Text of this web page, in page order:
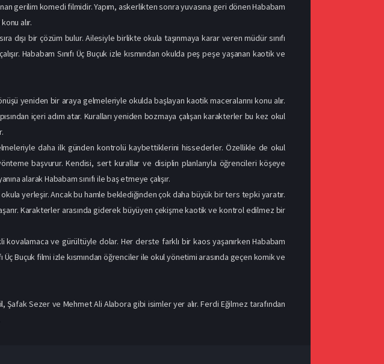
gerilim komedi filmidir. Yapım, askerlikten sonra yuvasına geri dönen Hababam
alır.
dışı bir çözüm bulur. Ailesiyle birlikte okula taşınmaya karar veren müdür sınıfı
Hababam Sınıfı Üç Buçuk izle kısmından okulda peş peşe yaşanan kaotik ve
yeniden bir araya gelmeleriyle okulda başlayan kaotik maceralarını konu alır.
içeri adım atar. Kuralları yeniden bozmaya çalışan karakterler bu kez okul
daha ilk günden kontrolü kaybettiklerini hissederler. Özellikle de okul
başvurur. Kendisi, sert kurallar ve disiplin planlarıyla öğrencileri köşeye
alarak Hababam sınıfı ile baş etmeye çalışır.
yerleşir. Ancak bu hamle beklediğinden çok daha büyük bir ters tepki yaratır.
Karakterler arasında giderek büyüyen çekişme kaotik ve kontrol edilmez bir
ve gürültüyle dolar. Her derste farklı bir kaos yaşanırken Hababam
Üç Buçuk filmi izle kısmından öğrenciler ile okul yönetimi arasında geçen komik ve
Şafak Sezer ve Mehmet Ali Alabora gibi isimler yer alır. Ferdi Eğilmez tarafından